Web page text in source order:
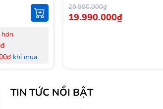
khi mua
29.990.000₫
19.990.000₫
TIN TỨC NỔI BẬT